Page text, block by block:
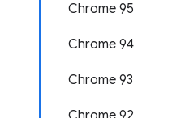
Chrome 95
Chrome 94
Chrome 93